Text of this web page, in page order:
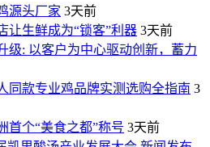
源头厂家 3天前
让生鲜成为“锁客”利器 3天前
级: 以客户为中心驱动创新，蓄力
同款专业鸡品牌实测选购全指南 3
首个“美食之都”称号 3天前